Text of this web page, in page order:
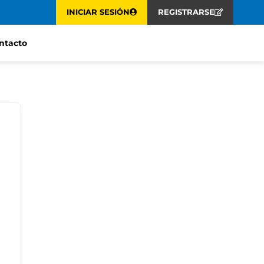
INICIAR SESIÓN REGISTRARSE